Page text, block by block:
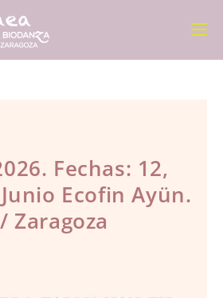
Fechas: 12,
Ecofin Ayün.
Zaragoza